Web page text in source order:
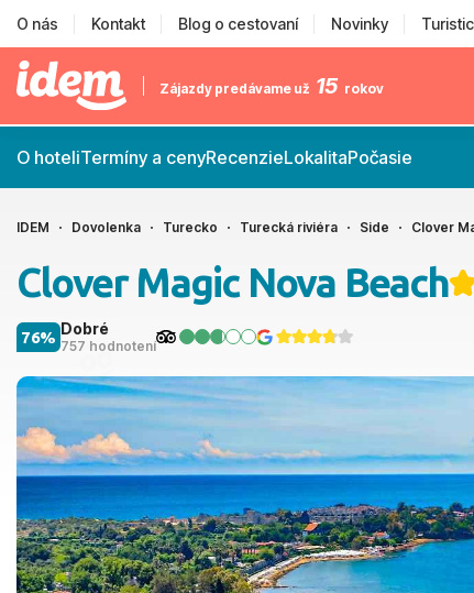
O nás Kontakt Blog o cestovaní Novinky
Zájazdy predávame už 15 rokov
O hoteliTermíny a cenyRecenzieLokalitaPočasie
IDEM Dovolenka Turecko Turecká riviéra Side Clover
Clover Magic Nova Beach
Dobré
757 hodnotení
76%